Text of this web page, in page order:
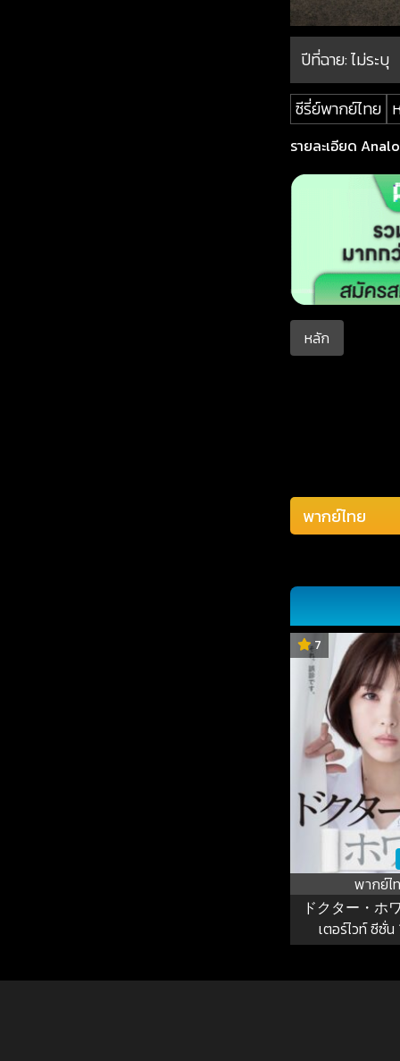
ปีที่ฉาย:ไม่ระบุ
ซีรี่ย์พากย์ไทย
รายละเอียด
หลัก
7
พากย์ไ
ドクター・ホ
เตอร์ไวท์ ซีซั่น